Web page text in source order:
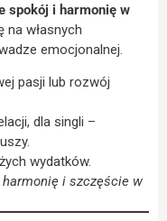
spokój i harmonię w
na własnych
emocjonalnej.
pasji lub rozwój
dla singli –
wydatków.
i szczęście w